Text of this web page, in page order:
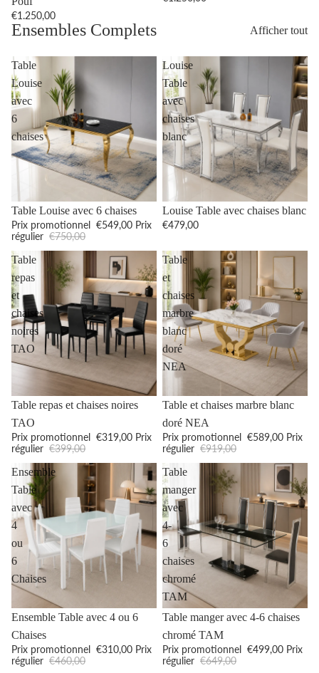
€1.250,00
Ensembles Complets Afficher tout
Table
Louise
avec
6
chaises
Promotion
Table Louise avec 6 chaises
Prix promotionnel €549,00 Prix
régulier €750,00
Louise
Table
avec
chaises
blanc
Louise Table avec chaises blanc
€479,00
Table
repas
et
chaises
noires
TAO
Promotion
Table repas et chaises noires
TAO
Prix promotionnel €319,00 Prix
régulier €399,00
Table
et
chaises
marbre
blanc
doré
NEA
Promotion
Table et chaises marbre blanc
doré NEA
Prix promotionnel €589,00 Prix
régulier €919,00
Ensemble
Table
avec
4
ou
6
Chaises
Promotion
Ensemble Table avec 4 ou 6
Chaises
Prix promotionnel €310,00 Prix
régulier €460,00
Table
manger
avec
4-
6
chaises
chromé
TAM
Promotion
Table manger avec 4-6 chaises
chromé TAM
Prix promotionnel €499,00 Prix
régulier €649,00